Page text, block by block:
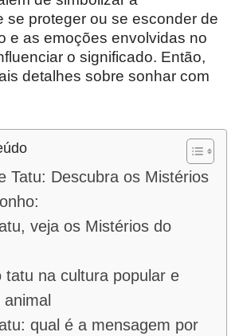
se proteger ou se esconder de
e as emoções envolvidas no
o significado. Então,
detalhes sobre sonhar com
Tatu: Descubra os Mistérios
veja os Mistérios do
tatu na cultura popular e
qual é a mensagem por